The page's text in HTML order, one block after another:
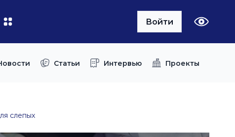
Войти
Статьи Интервью Проекты
слепых